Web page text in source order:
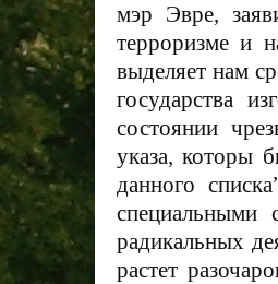
мэр Эвре,
терроризме и
выделяет нам
государства
состоянии
указа, которы
данного
радикальных
растет